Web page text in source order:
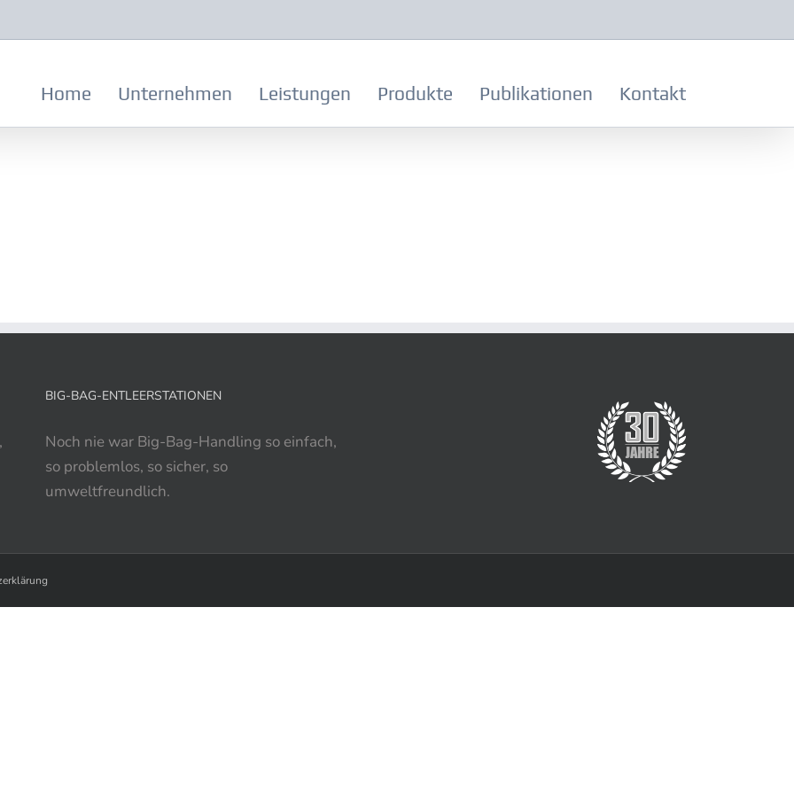
Home Unternehmen Leistungen Produkte Publikationen Kontakt
BIG-BAG-ENTLEERSTATIONEN
Noch nie war Big-Bag-Handling so einfach,
so problemlos, so sicher, so
umweltfreundlich.